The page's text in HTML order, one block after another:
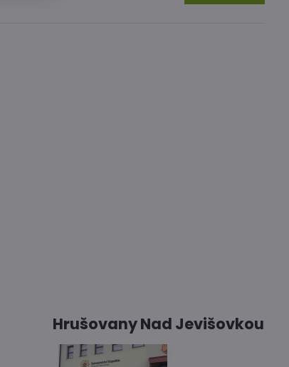
Hrušovany Nad Jevišovkou